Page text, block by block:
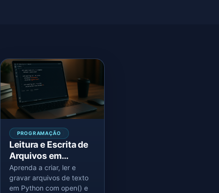
PROGRAMAÇÃO
Leitura e Escrita de
Arquivos em
Python: salve seus
dados no mundo real
Aprenda a criar, ler e
gravar arquivos de texto
em Python com open() e